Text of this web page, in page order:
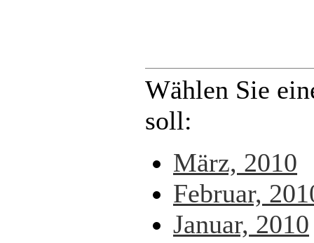
Wählen Sie
soll:
März, 2010
Februar,
Januar, 2010